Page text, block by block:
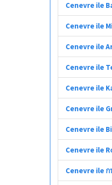
Cenevre ile
Cenevre ile
Cenevre ile
Cenevre ile
Cenevre ile
Cenevre ile
Cenevre ile
Cenevre ile
Cenevre ile ก